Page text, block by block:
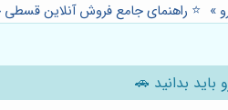
» ⭐️ راهنمای جامع فروش آنلاین قسطی
بدانید 🚗